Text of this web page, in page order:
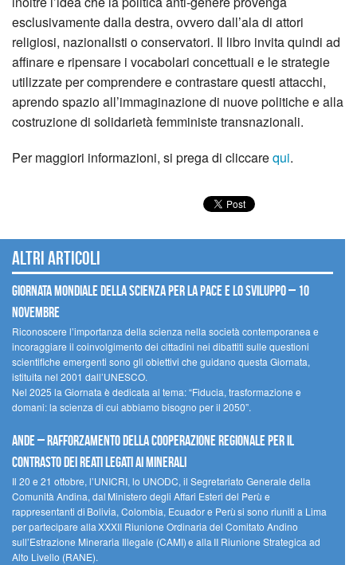
esclusivamente dalla destra, ovvero dall’ala di attori
religiosi, nazionalisti o conservatori. Il libro invita quindi ad
affinare e ripensare i vocabolari concettuali e le strategie
utilizzate per comprendere e contrastare questi attacchi,
aprendo spazio all’immaginazione di nuove politiche e alla
costruzione di solidarietà femministe transnazionali.
Per maggiori informazioni, si prega di cliccarequi.
Altri articoli
Giornata mondiale della scienza per la pace e lo sviluppo – 10
novembre
Riconoscere l’importanza della scienza nella società contemporanea e
incoraggiare il coinvolgimento dei cittadini nei dibattiti sulle questioni
scientifiche emergenti sono gli obiettivi che guidano questa Giornata,
istituita nel 2001 dall’UNESCO.
Nel 2025 la Giornata è dedicata al tema: “Fiducia, trasformazione e
domani: la scienza di cui abbiamo bisogno per il 2050”.
Ande – Rafforzamento della cooperazione regionale per il
contrasto dei reati legati ai minerali
Il 20 e 21 ottobre, l’UNICRI, lo UNODC, il Segretariato Generale della
Comunità Andina, dal Ministero degli Affari Esteri del Perù e
rappresentanti di Bolivia, Colombia, Ecuador e Perù si sono riuniti a Lima
per partecipare alla XXXII Riunione Ordinaria del Comitato Andino
sull’Estrazione Mineraria Illegale (CAMI) e alla II Riunione Strategica ad
Alto Livello (RANE).